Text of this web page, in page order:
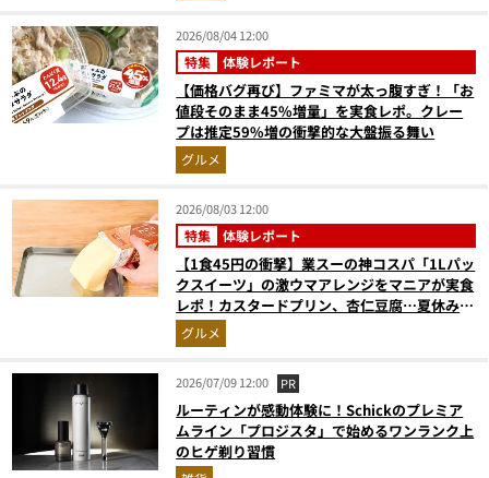
2026/08/04 12:00
特集 体験レポート
【価格バグ再び】ファミマが太っ腹すぎ！「お
値段そのまま45%増量」を実食レポ。クレー
プは推定59%増の衝撃的な大盤振る舞い
グルメ
2026/08/03 12:00
特集 体験レポート
【1食45円の衝撃】業スーの神コスパ「1Lパッ
クスイーツ」の激ウマアレンジをマニアが実食
レポ！カスタードプリン、杏仁豆腐…夏休みの
おやつに最強すぎた
グルメ
2026/07/09 12:00 PR
ルーティンが感動体験に！Schickのプレミア
ムライン「プロジスタ」で始めるワンランク上
のヒゲ剃り習慣